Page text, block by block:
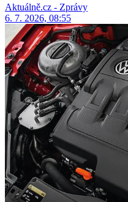
Aktuálně.cz - Zprávy
6. 7. 2026, 08:55